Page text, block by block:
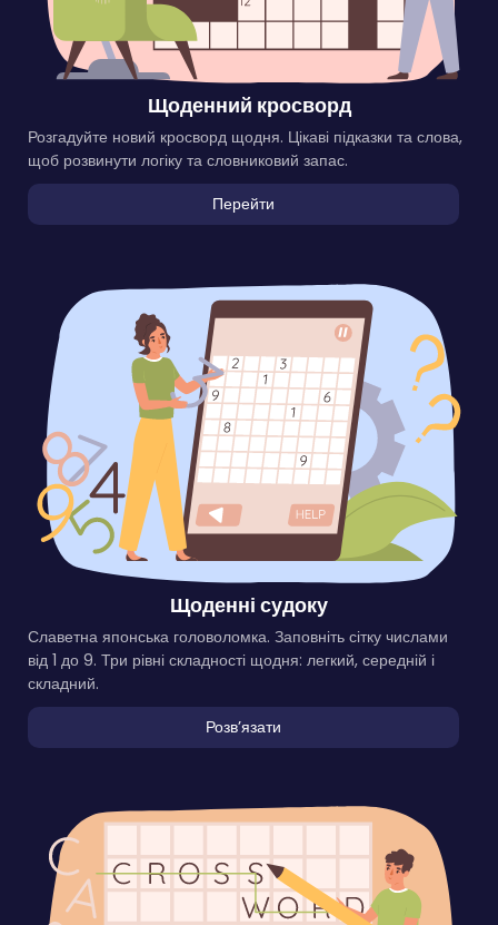
Щоденний кросворд
Розгадуйте новий кросворд щодня. Цікаві підказки та слова,
щоб розвинути логіку та словниковий запас.
Перейти
Щоденні судоку
Славетна японська головоломка. Заповніть сітку числами
від 1 до 9. Три рівні складності щодня: легкий, середній і
складний.
Розвʼязати